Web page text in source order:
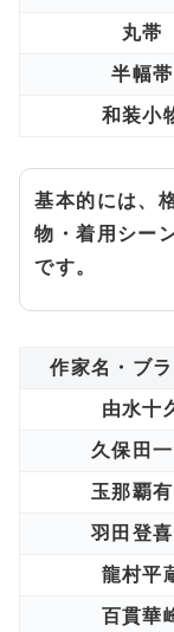
丸帯
半幅帯
和装小
基本的には、
物・着用シー
です。
作家名・ブ
由水十
久保田
玉那覇
羽田登
龍村平
百貫華